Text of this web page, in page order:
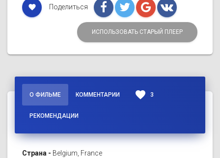
favorite Поделиться
ИСПОЛЬЗОВАТЬ СТАРЫЙ ПЛЕЕР
О ФИЛЬМЕ КОММЕНТАРИИ favorite 3
РЕКОМЕНДАЦИИ
Страна - Belgium, France